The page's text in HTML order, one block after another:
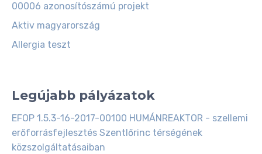
00006 azonosítószámú projekt
Aktiv magyarország
Allergia teszt
Legújabb pályázatok
EFOP 1.5.3-16-2017-00100 HUMÁNREAKTOR - szellemi
erőforrásfejlesztés Szentlőrinc térségének
közszolgáltatásaiban